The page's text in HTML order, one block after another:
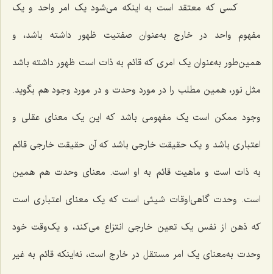
کسى که معتقد است به اینکه مى‌شود یک امر واحد و یک
مفهوم واحد در خارج به‌عنوان صفتیت ظهور داشته باشد، و
همین‌طور به‌عنوان یک امرى که قائم به ذات است ظهور داشته باشد
مثل نور، همین مطلب را در مورد وحدت و در مورد وجود هم بگوید.
وجود ممکن است یک مفهومى باشد که این یک معناى عقلى و
اعتبارى باشد و یک حقیقت خارجى باشد که آن حقیقت خارجی قائم
به ذات است و ماهیت قائم به او است. معناى وحدت هم همین
است. وحدت گاهى‌اوقات شیئی است که یک معناى اعتبارى است
که ذهن از نفس یک تعین خارجى انتزاع مى‌کند، و یک‌وقت خود
وحدت به‌معناى یک امر مستقل در خارج است، نه‌اینکه قائم به غیر